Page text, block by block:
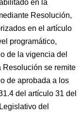
en la
Resolución,
en el artículo
programático,
de la vigencia del
Resolución se remite
de aprobada a los
del artículo 31 del
del